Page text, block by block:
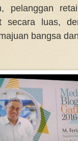
pelanggan
secara luas,
bangsa